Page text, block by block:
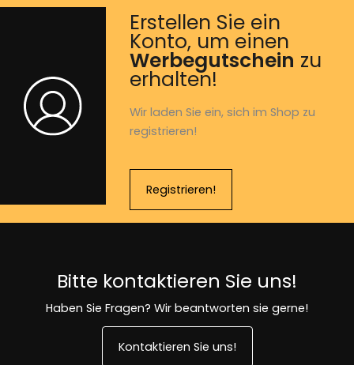
Erstellen Sie ein
Konto, um einen
Werbegutschein zu
erhalten!
Wir laden Sie ein, sich im Shop zu
registrieren!
Registrieren!
Bitte kontaktieren Sie uns!
Haben Sie Fragen? Wir beantworten sie gerne!
Kontaktieren Sie uns!